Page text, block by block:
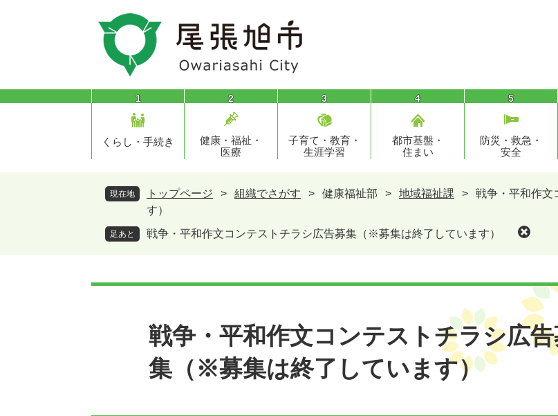
頭
飛
1
くらし・手続き
2
健康・福祉・
医療
3
子育て・教育・
生涯学習
4
都市基盤・
住まい
5
防災・救急・
安全
現在地 トップページ > 組織でさがす > 健康福祉部 > 地域福祉課 >
戦争・平和作文
す）
足あと 戦争・平和作文コンテストチラシ広告募集（※募集は終了しています）
戦争・平和作文コンテストチラシ広
集（※募集は終了しています）